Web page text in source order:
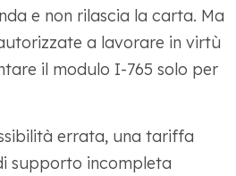
e non rilascia la carta. Ma
a lavorare in virtù
il modulo I-765 solo per
errata, una tariffa
supporto incompleta